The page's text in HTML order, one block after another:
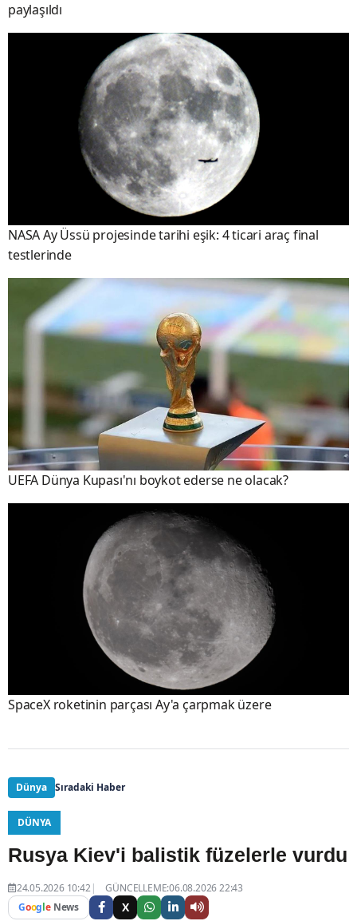
paylaşıldı
NASA Ay Üssü projesinde tarihi eşik: 4 ticari araç final
testlerinde
UEFA Dünya Kupası'nı boykot ederse ne olacak?
SpaceX roketinin parçası Ay'a çarpmak üzere
Dünya Sıradaki Haber
DÜNYA
Rusya Kiev'i balistik füzelerle vurdu
24.05.2026 10:42
GÜNCELLEME:06.08.2026 22:43
Google News X